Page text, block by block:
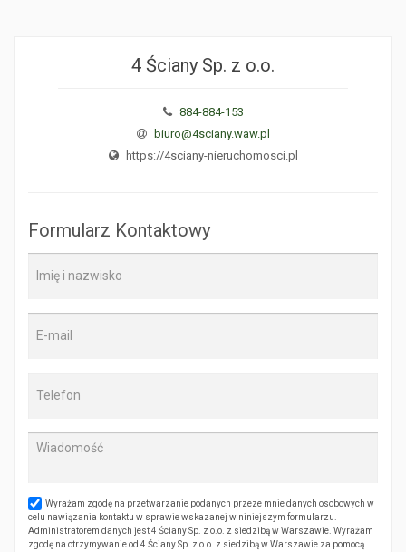
4 Ściany Sp. z o.o.
884-884-153
biuro@4sciany.waw.pl
https://4sciany-nieruchomosci.pl
Formularz Kontaktowy
Wyrażam zgodę na przetwarzanie podanych przeze mnie danych osobowych w
celu nawiązania kontaktu w sprawie wskazanej w niniejszym formularzu.
Administratorem danych jest 4 Ściany Sp. z o.o. z siedzibą w Warszawie. Wyrażam
zgodę na otrzymywanie od 4 Ściany Sp. z o.o. z siedzibą w Warszawie za pomocą